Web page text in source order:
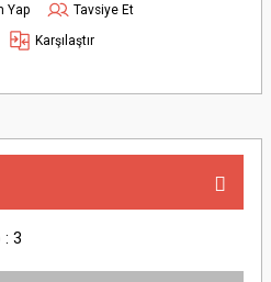
Yap
Tavsiye Et
Karşılaştır
: 3